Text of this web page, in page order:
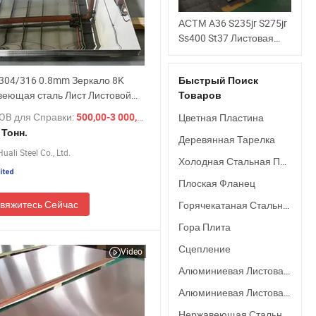
316 0.8mm Зеркало 8K
сталь Лист Листовой
для Справки:500,00-3 000,00 $
/ Тонн.
Тонн.
Steel Co., Ltd.
Сейчас
Video
АСТМ A36 S235jr S275jr
Ss400 St37 Листовая
плита катаной
углеродной стали с
ромбовидным рисунком
из мягкого железа для
строительных
материалов
Быстрый Поиск
Товаров
Цветная Пластина
Деревянная Тарелка
Холодная Стальная Пластина
Плоская Фланец
Горячекатаная Стальная Плита
Гора Плита
Сцепление
Алюминиевая Листовая Пластина
Алюминиевая Листовая Пластина